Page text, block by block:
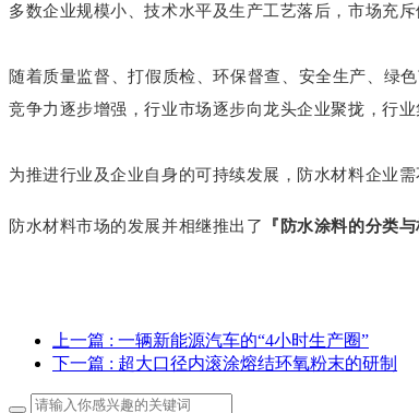
多数企业规模小、技术水平及生产工艺落后，市场充
随着质量监督、打假质检、环保督查、安全生产、绿
竞争力逐步增强，行业市场逐步向龙头企业聚拢，行
为推进行业及企业自身的可持续发展，防水材料企业
防水材料市场的发展并相继推出了 『防水涂料的分类
上一篇 : 一辆新能源汽车的“4小时生产圈”
下一篇 : 超大口径内滚涂熔结环氧粉末的研制